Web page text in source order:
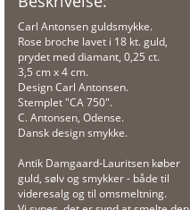
Carl Antonsen guldsmykke.
Rose broche lavet i 18 kt. guld,
prydet med diamant, 0,25 ct.
3,5 cm x 4 cm.
Design Carl Antonsen.
Stemplet "CA 750".
C. Antonsen, Odense.
Dansk design smykke.
Antik Damgaard-Lauritsen køber
guld, sølv og smykker - både til
videresalg og til omsmeltning.